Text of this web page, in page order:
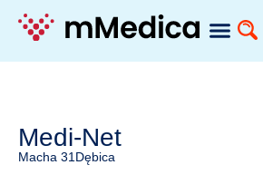
Medi-Net
Macha 31 Dębica